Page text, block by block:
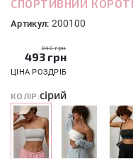
СПОРТИВНИЙ
Артикул: 200100
940 грн
493 грн
ЦІНА РОЗДРІБ
КОЛІР:сірий